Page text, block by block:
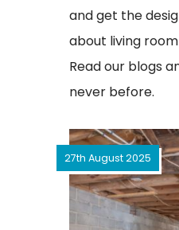
and get the
about living
Read our blogs
never before.
27th August 2025